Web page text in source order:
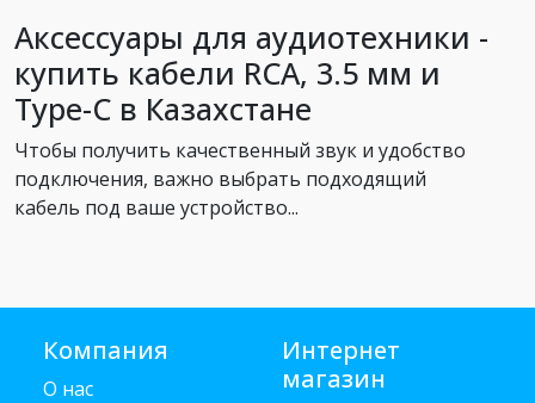
Аксессуары для аудиотехники -
купить кабели RCA, 3.5 мм и
Type-C в Казахстане
Чтобы получить качественный звук и удобство
подключения, важно выбрать подходящий
кабель под ваше устройство...
Компания
О нас
Интернет
магазин